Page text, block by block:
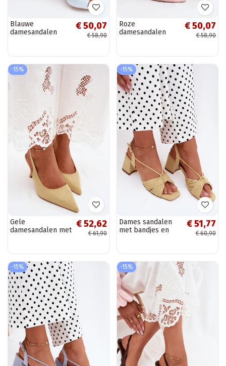
Blauwe
damesandalen
€ 50,07
€ 58,90
Roze
damesandalen
€ 50,07
€ 58,90
-15%
Gele
damesandalen met
€ 52,62
€ 61,90
-15%
Dames sandalen
met bandjes en
€ 51,77
€ 60,90
-15% -15%